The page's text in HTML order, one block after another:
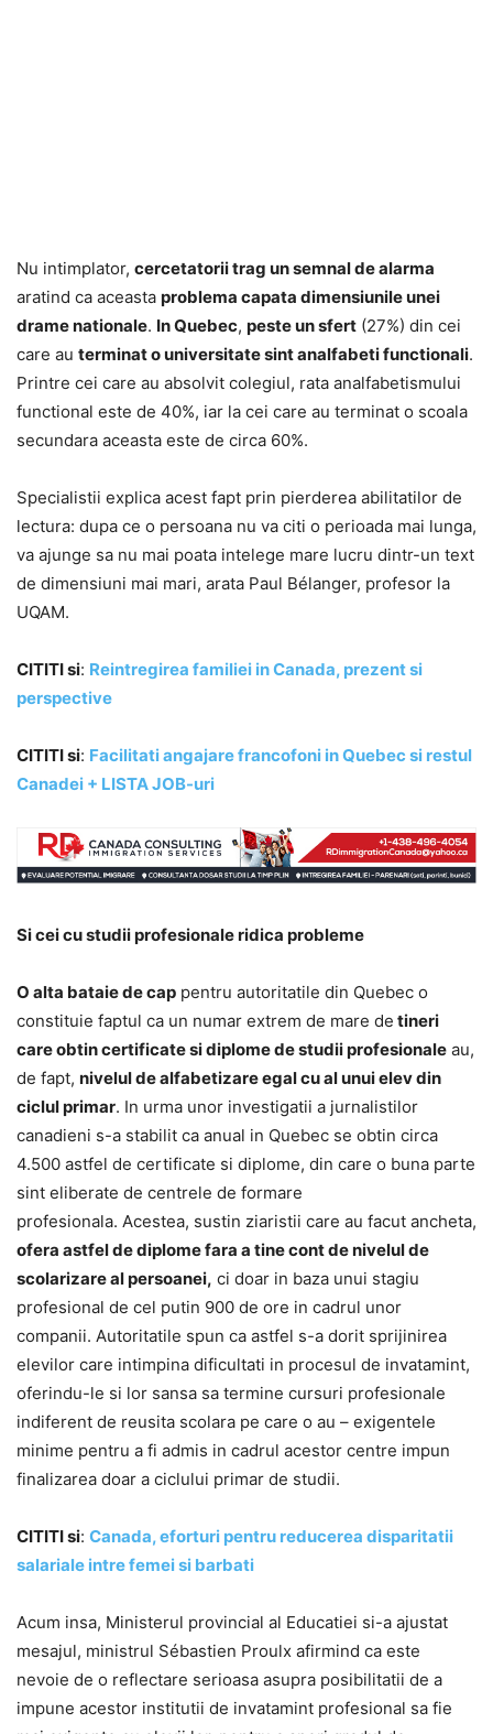
Nu intimplator, cercetatorii trag un semnal de alarma
aratind ca aceasta problema capata dimensiunile unei
drame nationale. In Quebec, peste un sfert (27%) din cei
care au terminat o universitate sint analfabeti functionali.
Printre cei care au absolvit colegiul, rata analfabetismului
functional este de 40%, iar la cei care au terminat o scoala
secundara aceasta este de circa 60%.
Specialistii explica acest fapt prin pierderea abilitatilor de
lectura: dupa ce o persoana nu va citi o perioada mai lunga,
va ajunge sa nu mai poata intelege mare lucru dintr-un text
de dimensiuni mai mari, arata Paul Bélanger, profesor la
UQAM.
CITITI si: Reintregirea familiei in Canada, prezent si
perspective
CITITI si: Facilitati angajare francofoni in Quebec si restul
Canadei + LISTA JOB-uri
Si cei cu studii profesionale ridica probleme
O alta bataie de cap pentru autoritatile din Quebec o
constituie faptul ca un numar extrem de mare de tineri
care obtin certificate si diplome de studii profesionale au,
de fapt, nivelul de alfabetizare egal cu al unui elev din
ciclul primar. In urma unor investigatii a jurnalistilor
canadieni s-a stabilit ca anual in Quebec se obtin circa
4.500 astfel de certificate si diplome, din care o buna parte
sint eliberate de centrele de formare
profesionala. Acestea, sustin ziaristii care au facut ancheta,
ofera astfel de diplome fara a tine cont de nivelul de
scolarizare al persoanei, ci doar in baza unui stagiu
profesional de cel putin 900 de ore in cadrul unor
companii. Autoritatile spun ca astfel s-a dorit sprijinirea
elevilor care intimpina dificultati in procesul de invatamint,
oferindu-le si lor sansa sa termine cursuri profesionale
indiferent de reusita scolara pe care o au – exigentele
minime pentru a fi admis in cadrul acestor centre impun
finalizarea doar a ciclului primar de studii.
CITITI si: Canada, eforturi pentru reducerea disparitatii
salariale intre femei si barbati
Acum insa, Ministerul provincial al Educatiei si-a ajustat
mesajul, ministrul Sébastien Proulx afirmind ca este
nevoie de o reflectare serioasa asupra posibilitatii de a
impune acestor institutii de invatamint profesional sa fie